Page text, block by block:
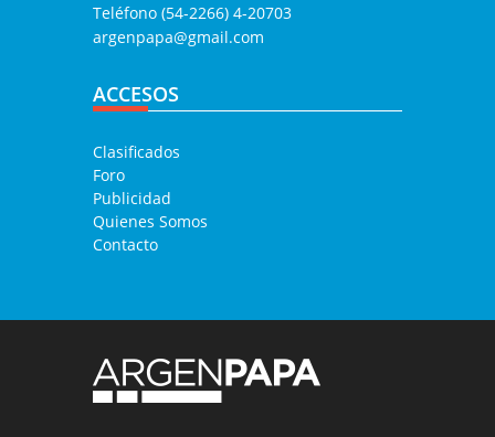
Teléfono (54-2266) 4-20703
argenpapa@gmail.com
ACCESOS
Clasificados
Foro
Publicidad
Quienes Somos
Contacto